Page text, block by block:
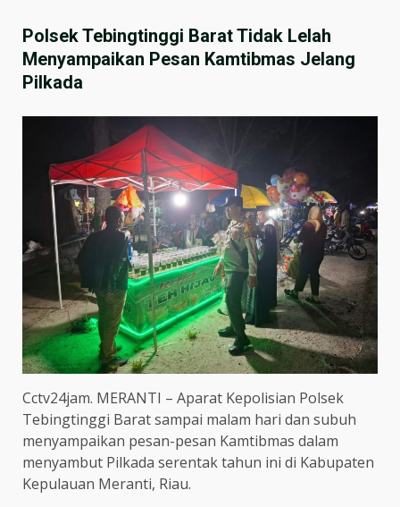
Polsek Tebingtinggi Barat Tidak Lelah
Menyampaikan Pesan Kamtibmas Jelang
Pilkada
Cctv24jam. MERANTI – Aparat Kepolisian Polsek
Tebingtinggi Barat sampai malam hari dan subuh
menyampaikan pesan-pesan Kamtibmas dalam
menyambut Pilkada serentak tahun ini di Kabupaten
Kepulauan Meranti, Riau.